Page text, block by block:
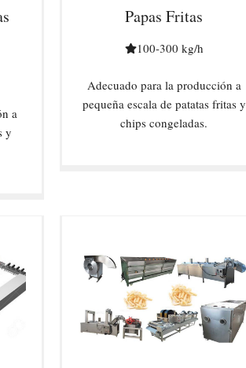
a
y
Papas Fritas
100-300 kg/h
Adecuado para la producción a
pequeña escala de patatas fritas y
chips congeladas.